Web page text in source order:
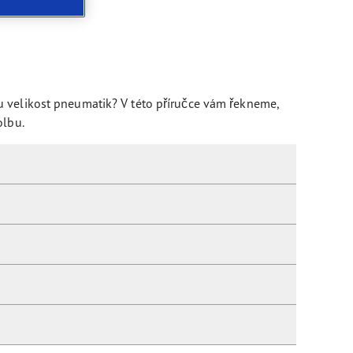
pneumatik? V této příručce vám řekneme,